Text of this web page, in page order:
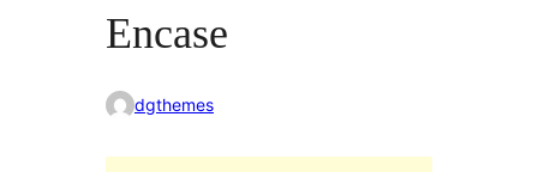
Encase
dgthemes